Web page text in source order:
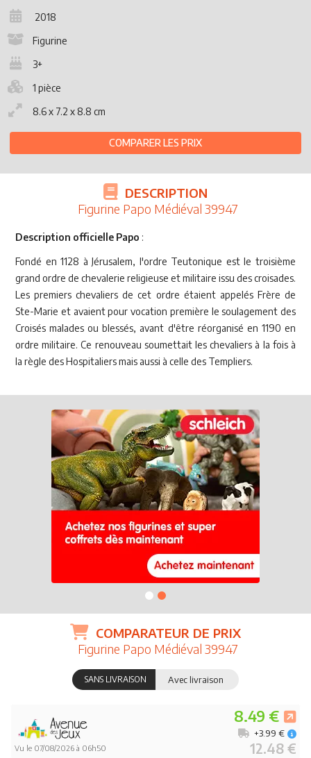
2018
Figurine
3+
1 pièce
8.6 x 7.2 x 8.8 cm
COMPARER LES PRIX
DESCRIPTION
Figurine Papo Médiéval 39947
Description officielle Papo :
Fondé en 1128 à Jérusalem, l'ordre Teutonique est le troisième
grand ordre de chevalerie religieuse et militaire issu des croisades.
Les premiers chevaliers de cet ordre étaient appelés Frère de
Ste-Marie et avaient pour vocation première le soulagement des
Croisés malades ou blessés, avant d'être réorganisé en 1190 en
ordre militaire. Ce renouveau soumettait les chevaliers à la fois à
la règle des Hospitaliers mais aussi à celle des Templiers.
COMPARATEUR DE PRIX
Figurine Papo Médiéval 39947
SANS LIVRAISON Avec livraison
Vu le 07/08/2026 à 06h50
8.49 €
12.48 €
+3.99 €